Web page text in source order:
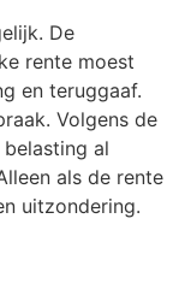
De
rente moest
en teruggaaf.
Volgens de
al
als de rente
uitzondering.